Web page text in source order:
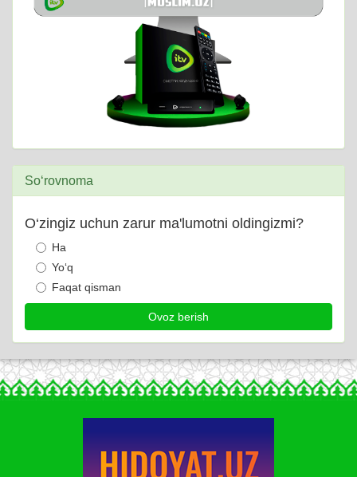
So‘rovnoma
O‘zingiz uchun zarur ma'lumotni oldingizmi?
Ha
Yo‘q
Faqat qisman